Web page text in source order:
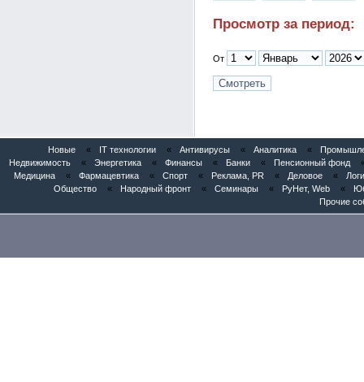
Просмотр за период:
От
Новые « IT технологии « Антивирусы « Аналитика «
Недвижимость
« Энергетика « Финансы « Банки « Пенсионный фонд
Медицина
« Фармацевтика « Спорт « Реклама, PR « Деловое «
Общество
« Народный фронт « Семинары « РуНет, Web «
Прочие